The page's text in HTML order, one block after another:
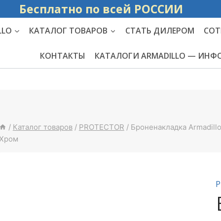
Бесплатно по
КАТАЛОГ ТОВАРОВ СТАТЬ ДИЛЕРОМ
КОНТАКТЫ КАТАЛОГИ ARMADILLO —
/ Каталог товаров / PROTECTOR / Броненакладка